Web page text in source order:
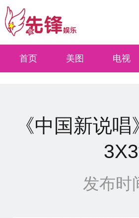
首页 美图 电视
《中国新说
发布时